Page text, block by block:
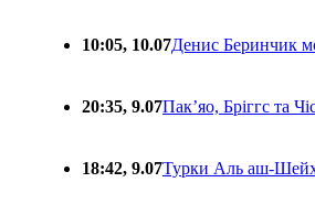
10:05, 10.07Денис Беринчик
20:35, 9.07Пакʼяо, Бріггс та
18:42, 9.07Турки Аль аш-